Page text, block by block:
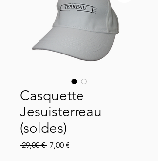
Casquette
Jesuisterreau
(soldes)
29,00 € Precio
7,00 €